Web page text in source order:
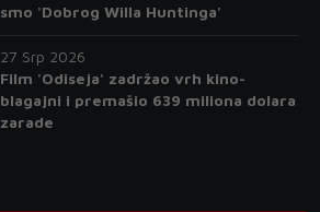
smo 'Dobrog Willa Huntinga'
27 Srp 2026
Film 'Odiseja' zadržao vrh kino-
blagajni i premašio 639 miliona dolara
zarade